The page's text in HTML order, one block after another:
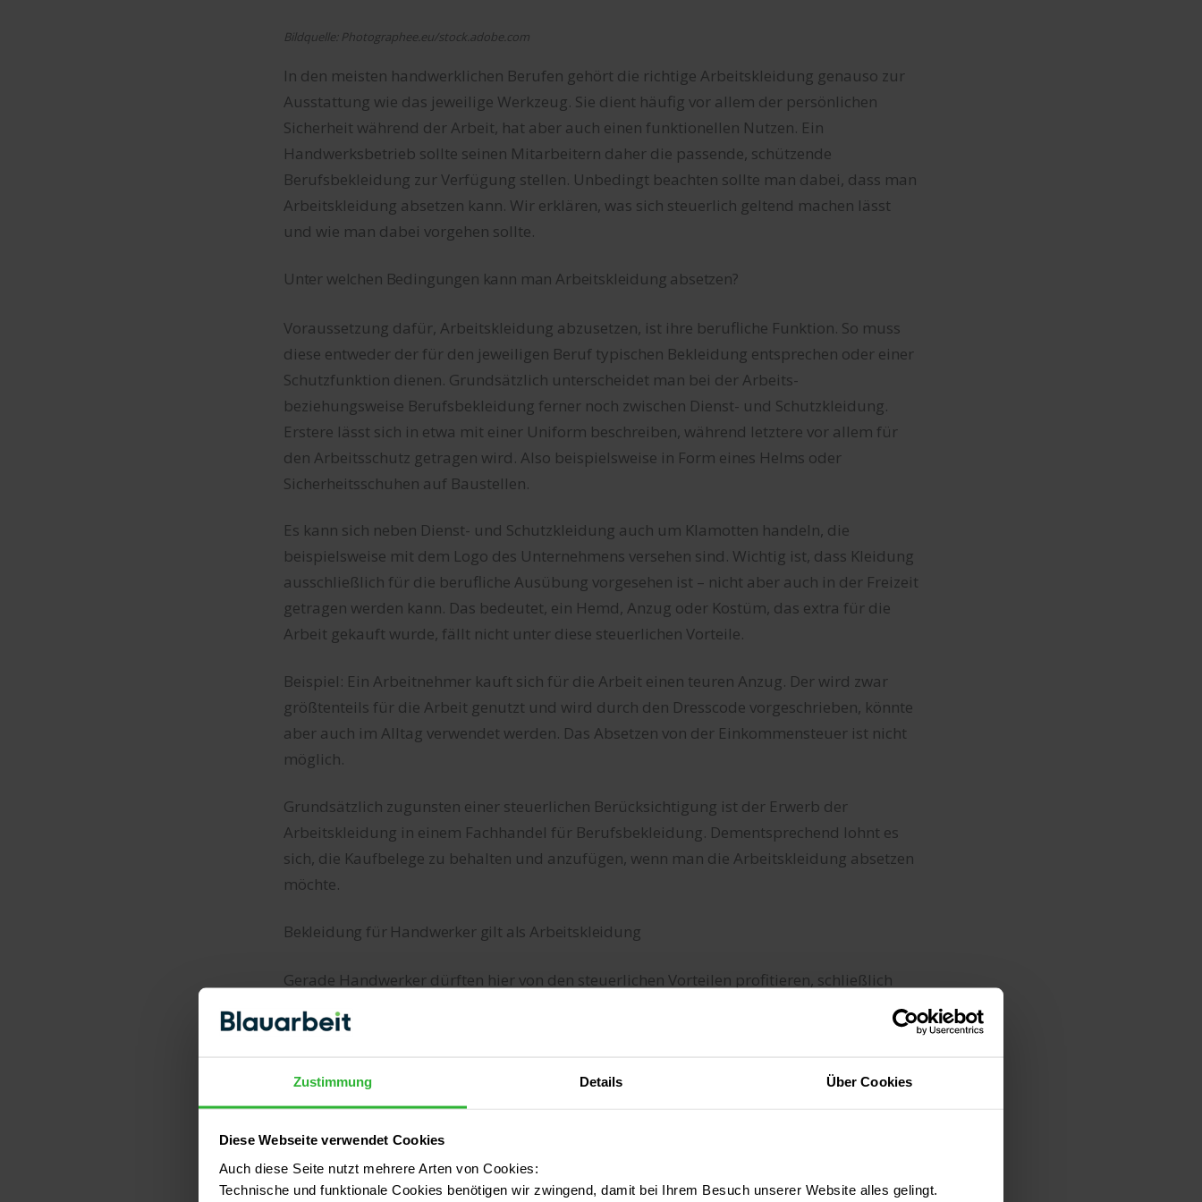
Zustimmung Details Über Cookies
Diese Webseite verwendet Cookies
Auch diese Seite nutzt mehrere Arten von Cookies:
Technische und funktionale Cookies benötigen wir zwingend, damit bei Ihrem Besuch unserer Website alles gelingt.
Bildquelle: Photographee.eu/stock.adobe.com
In den meisten handwerklichen Berufen gehört die richtige Arbeitskleidung genauso zur
Ausstattung wie das jeweilige Werkzeug. Sie dient häufig vor allem der persönlichen
Sicherheit während der Arbeit, hat aber auch einen funktionellen Nutzen. Ein
Handwerksbetrieb sollte seinen Mitarbeitern daher die passende, schützende
Berufsbekleidung zur Verfügung stellen. Unbedingt beachten sollte man dabei, dass man
Arbeitskleidung absetzen kann. Wir erklären, was sich steuerlich geltend machen lässt
und wie man dabei vorgehen sollte.
Unter welchen Bedingungen kann man Arbeitskleidung absetzen?
Voraussetzung dafür, Arbeitskleidung abzusetzen, ist ihre berufliche Funktion. So muss
diese entweder der für den jeweiligen Beruf typischen Bekleidung entsprechen oder einer
Schutzfunktion dienen. Grundsätzlich unterscheidet man bei der Arbeits-
beziehungsweise Berufsbekleidung ferner noch zwischen Dienst- und Schutzkleidung.
Erstere lässt sich in etwa mit einer Uniform beschreiben, während letztere vor allem für
den Arbeitsschutz getragen wird. Also beispielsweise in Form eines Helms oder
Sicherheitsschuhen auf Baustellen.
Es kann sich neben Dienst- und Schutzkleidung auch um Klamotten handeln, die
beispielsweise mit dem Logo des Unternehmens versehen sind. Wichtig ist, dass Kleidung
ausschließlich für die berufliche Ausübung vorgesehen ist – nicht aber auch in der Freizeit
getragen werden kann. Das bedeutet, ein Hemd, Anzug oder Kostüm, das extra für die
Arbeit gekauft wurde, fällt nicht unter diese steuerlichen Vorteile.
Beispiel: Ein Arbeitnehmer kauft sich für die Arbeit einen teuren Anzug. Der wird zwar
größtenteils für die Arbeit genutzt und wird durch den Dresscode vorgeschrieben, könnte
aber auch im Alltag verwendet werden. Das Absetzen von der Einkommensteuer ist nicht
möglich.
Grundsätzlich zugunsten einer steuerlichen Berücksichtigung ist der Erwerb der
Arbeitskleidung in einem Fachhandel für Berufsbekleidung. Dementsprechend lohnt es
sich, die Kaufbelege zu behalten und anzufügen, wenn man die Arbeitskleidung absetzen
möchte.
Bekleidung für Handwerker gilt als Arbeitskleidung
Gerade Handwerker dürften hier von den steuerlichen Vorteilen profitieren, schließlich
sind viele Gewerke auf eine bestimmte Bekleidung angewiesen. Zur Arbeitskleidung
zählen beispielsweise:
Schutzhelm (z.B. bei Bauberufen)
Arbeitshosen (z.B. bei Malern, Klempnern etc.)
Hitzebeständige Kleidung (z.B. bei Schweißern)
Schutzbrillen & Schutzmasken